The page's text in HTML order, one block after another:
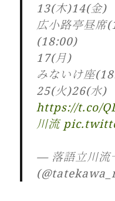
13(木)14(金)
広小路亭昼席
(18:00)
17(月)
みないけ座
25(火)26(水)
https://t.co/
川流
— 落語立川流